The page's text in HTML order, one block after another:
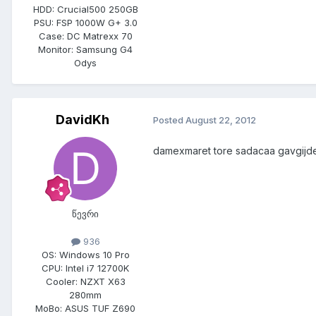
HDD: Crucial500 250GB
PSU: FSP 1000W G+ 3.0
Case: DC Matrexx 70
Monitor: Samsung G4
Odys
DavidKh
წევრი
936
OS: Windows 10 Pro
CPU: Intel i7 12700K
Cooler: NZXT X63
280mm
MoBo: ASUS TUF Z690
Posted August 22, 2012
damexmaret tore sadacaa